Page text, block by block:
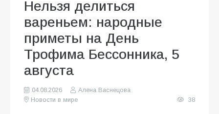
Нельзя делиться
вареньем: народные
приметы на День
Трофима Бессонника, 5
августа
04.08.2026
Алена Васнецова
Новости в мире
38